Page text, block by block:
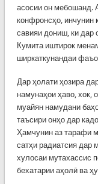
асосии он мебошанд.
конфронсҳо, инчунин
савияи дониш, ки дар
Кумита иштирок
ширкаткунандаи
Дар ҳолати ҳозира
намунаҳои ҳаво, хок,
муайян намудани
таъсири онҳо дар
Ҳамчунин аз тарафи
сатҳи радиатсия дар
хулосаи мутахассис
бехатарии аҳолӣ ва